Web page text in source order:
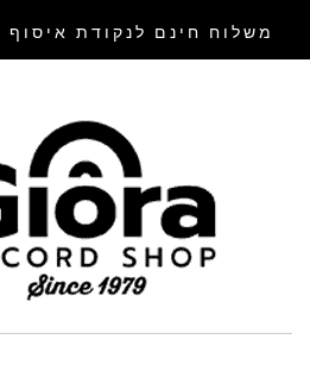
משלוח חינם לנקודת איסוף